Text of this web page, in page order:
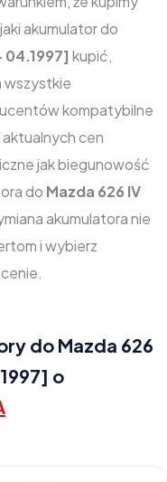
akumulator do
04.1997] kupić,
wszystkie
kompatybilne
cen
jak biegunowość
do Mazda 626 IV
akumulatora nie
i wybierz
do Mazda 626
o